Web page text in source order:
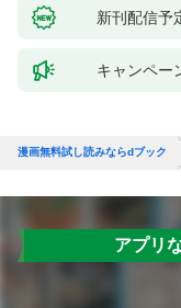
新刊配信予
キャンペー
漫画無料試し読みならdブック
アプリ